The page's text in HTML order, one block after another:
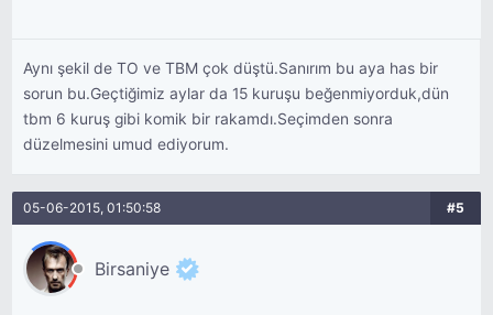
Aynı şekil de TO ve TBM çok düştü.Sanırım bu aya has bir
sorun bu.Geçtiğimiz aylar da 15 kuruşu beğenmiyorduk,dün
tbm 6 kuruş gibi komik bir rakamdı.Seçimden sonra
düzelmesini umud ediyorum.
05-06-2015, 01:50:58 #5
Birsaniye